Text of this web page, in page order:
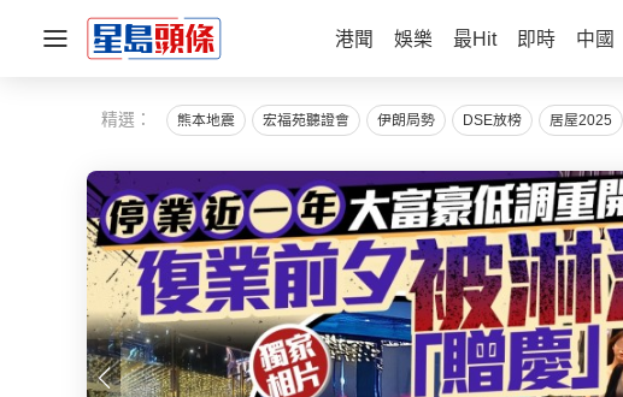
港聞 娛樂 最Hit 即時 中國
精選： 熊本地震 宏福苑聽證會 伊朗局勢 DSE放榜 居屋2025